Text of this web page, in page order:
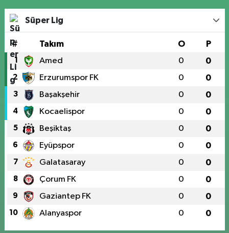
Süper Lig
# Takım O P
1 Amed 0 0
2 Erzurumspor FK 0 0
3 Başakşehir 0 0
4 Kocaelispor 0 0
5 Beşiktaş 0 0
6 Eyüpspor 0 0
7 Galatasaray 0 0
8 Çorum FK 0 0
9 Gaziantep FK 0 0
10 Alanyaspor 0 0